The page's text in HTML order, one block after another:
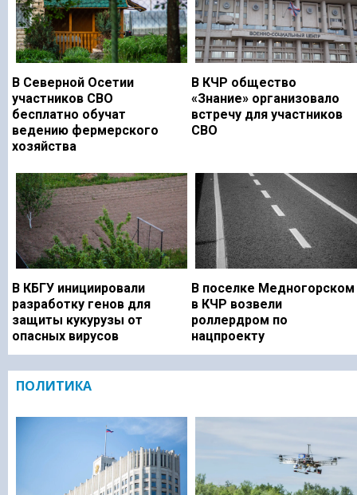
В Северной Осетии
участников СВО
бесплатно обучат
ведению фермерского
хозяйства
В КЧР общество
«Знание» организовало
встречу для участников
СВО
В КБГУ инициировали
разработку генов для
защиты кукурузы от
опасных вирусов
В поселке Медногорском
в КЧР возвели
роллердром по
нацпроекту
ПОЛИТИКА